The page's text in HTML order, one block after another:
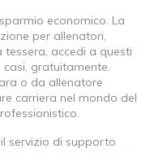
economico. La
per allenatori,
accedi a questi
gratuitamente.
o da allenatore
carriera nel mondo del
servizio di supporto